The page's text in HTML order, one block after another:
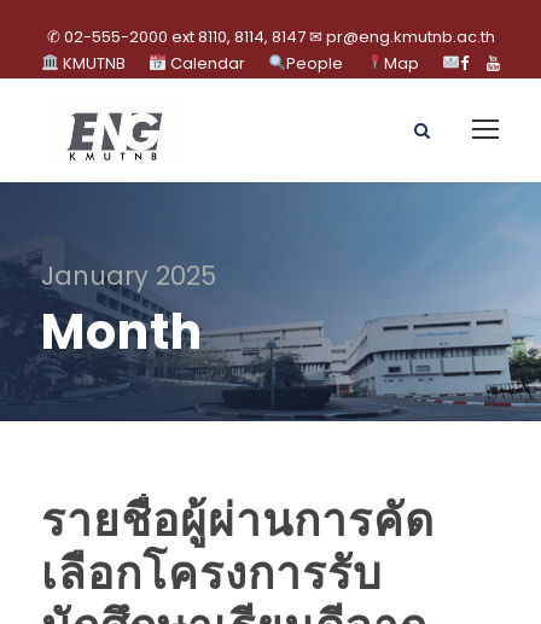
✆ 02-555-2000 ext 8110, 8114, 8147 ✉ pr@eng.kmutnb.ac.th
KMUTNB
Calendar People Map
January 2025
Month
รายชื่อผู้ผ่านการคัด
เลือกโครงการรับ